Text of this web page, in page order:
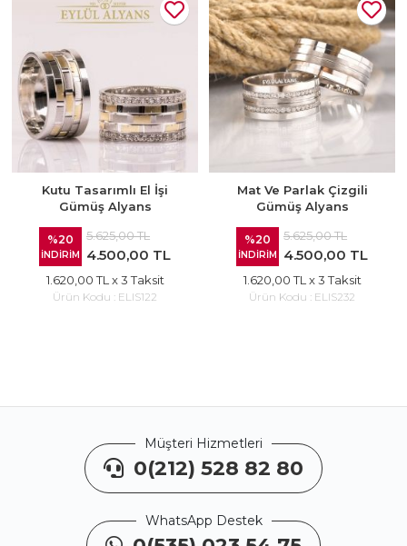
Kutu Tasarımlı El İşi
Gümüş Alyans
%20
İNDİRİM
5.625,00 TL
4.500,00 TL
1.620,00 TL x 3 Taksit
Ürün Kodu : ELIS122
Mat Ve Parlak Çizgili
Gümüş Alyans
%20
İNDİRİM
5.625,00 TL
4.500,00 TL
1.620,00 TL x 3 Taksit
Ürün Kodu : ELIS232
Müşteri Hizmetleri
0(212) 528 82 80
WhatsApp Destek